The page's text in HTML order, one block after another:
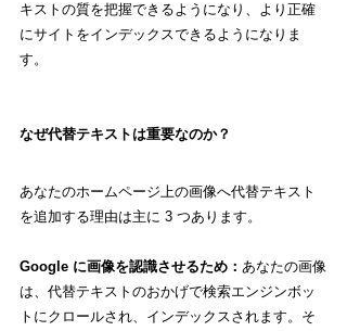
キストの質を把握できるようになり、より正確
にサイトをインデックスできるようになりま
す。
なぜ代替テキストは重要なのか？
あなたのホームページ上の画像へ代替テキスト
を追加する理由は主に 3 つあります。
Google に画像を認識させるため： あなたの画像
は、代替テキストのおかげで検索エンジンボッ
トにクロールされ、インデックスされます。そ